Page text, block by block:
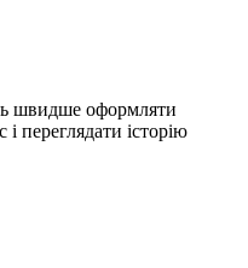
швидше оформляти
і переглядати історію